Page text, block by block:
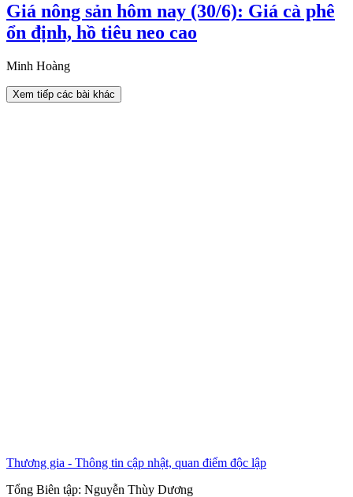
Giá nông sản hôm nay (30/6): Giá cà phê
ổn định, hồ tiêu neo cao
Minh Hoàng
Xem tiếp các bài khác
Thương gia - Thông tin cập nhật, quan điểm độc lập
Tổng Biên tập: Nguyễn Thùy Dương